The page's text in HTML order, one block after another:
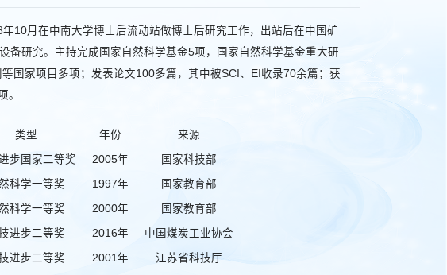
10月在中南大学博士后流动站做博士后研究工作，出站后在中国矿
备研究。主持完成国家自然科学基金5项，国家自然科学基金重大研
国家项目多项；发表论文100多篇，其中被SCI、EI收录70余篇；获
。
类型 年份 来源
步国家二等奖 2005年 国家科技部
科学一等奖 1997年 国家教育部
科学一等奖 2000年 国家教育部
进步二等奖 2016年 中国煤炭工业协会
进步二等奖 2001年 江苏省科技厅